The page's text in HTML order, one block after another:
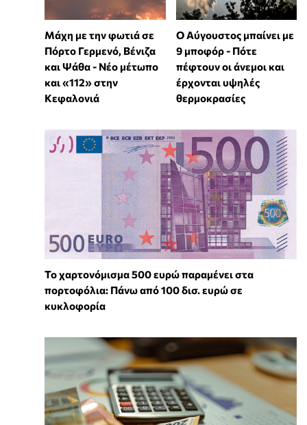
Μάχη με την φωτιά σε
Πόρτο Γερμενό, Βένιζα
και Ψάθα - Νέο μέτωπο
και «112» στην
Κεφαλονιά
Ο Αύγουστος μπαίνει με
9 μποφόρ - Πότε
πέφτουν οι άνεμοι και
έρχονται υψηλές
θερμοκρασίες
Το χαρτονόμισμα 500 ευρώ παραμένει στα
πορτοφόλια: Πάνω από 100 δισ. ευρώ σε
κυκλοφορία